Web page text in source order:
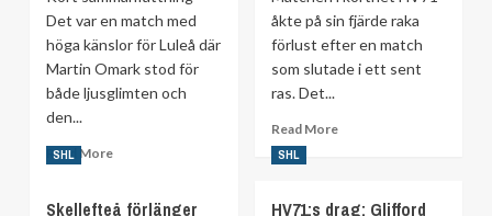
det
succén
Det var en match med
höga känslor för Luleå där
Martin Omark stod för
både ljusglimten och
den...
Read MoreRead
Omark
åkte på sin fjärde raka
förlust efter en match
som slutade i ett sent
ras. Det...
Read MoreRead
mardröm
SHL
Skellefteå förlänger
SHL
HV71:s drag: Glifford